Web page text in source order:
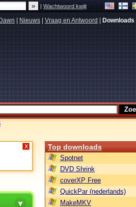
|Wachtwoord kwijt
Nieuws Vraag en Antwoord Downloads
X Top downloads
Spotnet
DVD Shrink
coverXP Free
QuickPar (nederlands)
MakeMKV